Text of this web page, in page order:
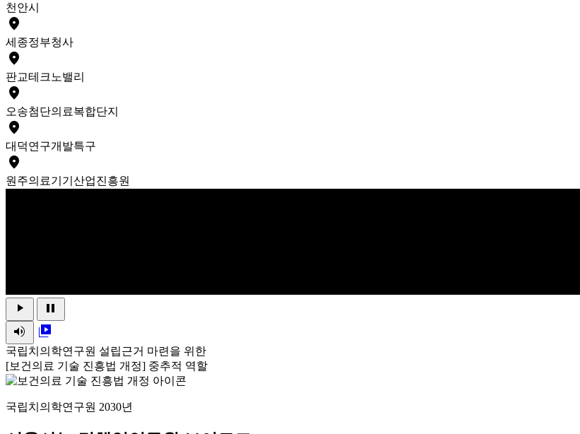
천안시
place
세종정부청사
place
판교테크노밸리
place
오송첨단의료복합단지
place
대덕연구개발특구
place
원주의료기기산업진흥원
play_arrow
pause
volume_up
video_library
국립치의학연구원 설립근거 마련을 위한
[보건의료 기술 진흥법 개정] 중추적 역할
국립치의학연구원 2030년